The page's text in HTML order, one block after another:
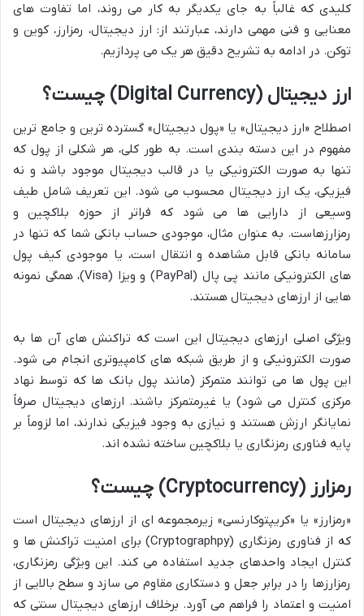
کلیدی که غالباً به جای یکدیگر به کار می روند، اما تفاوت های
معنایی و فنی مهمی دارند، عبارتند از: ارز دیجیتال، رمزارز، کوین و
توکن. در ادامه به تشریح دقیق هر یک می پردازیم.
ارز دیجیتال (Digital Currency) چیست؟
اصطلاح «ارز دیجیتال» یا «پول دیجیتال» گسترده ترین و جامع ترین
مفهوم در این دسته بندی است. به طور کلی، هر شکلی از پول که
تنها به صورت الکترونیکی یا در قالب دیجیتال موجود باشد و نه
فیزیکی، یک ارز دیجیتال محسوب می شود. این تعریف شامل طیف
وسیعی از دارایی ها می شود که فراتر از حوزه بلاکچین و
رمزارزهاست. به عنوان مثال، موجودی حساب بانکی شما که تنها در
سامانه بانکی قابل مشاهده و انتقال است، یا موجودی کیف پول
های الکترونیکی مانند پی پال (PayPal) و ویزا (Visa)، همگی نمونه
هایی از ارزهای دیجیتال هستند.
ویژگی اصلی ارزهای دیجیتال این است که تراکنش های آن ها به
صورت الکترونیکی و از طریق شبکه های کامپیوتری انجام می شود.
این پول ها می توانند متمرکز (مانند پول بانک ها که توسط نهاد
مرکزی کنترل می شود) یا غیرمتمرکز باشند. ارزهای دیجیتال صرفاً
نمایانگر ارزش هستند و نیازی به وجود فیزیکی ندارند، اما لزوماً بر
پایه فناوری رمزنگاری یا بلاکچین ساخته نشده اند.
رمزارز (Cryptocurrency) چیست؟
«رمزارز» یا «کریپتوکارنسی» زیرمجموعه ای از ارزهای دیجیتال است
که از فناوری رمزنگاری (Cryptographpy) برای امنیت تراکنش ها و
کنترل ایجاد واحدهای جدید استفاده می کند. این ویژگی رمزنگاری،
رمزارزها را در برابر جعل و دستکاری مقاوم می سازد و سطح بالایی از
امنیت و اعتماد را فراهم می آورد. برخلاف ارزهای دیجیتال سنتی که